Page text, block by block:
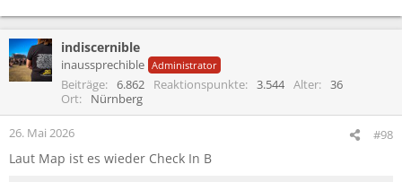
indiscernible
inaussprechible Administrator
Beiträge 6.862 Reaktionspunkte 3.544 Alter
36
Ort
Nürnberg
26. Mai 2026 #98
Laut Map ist es wieder Check In B